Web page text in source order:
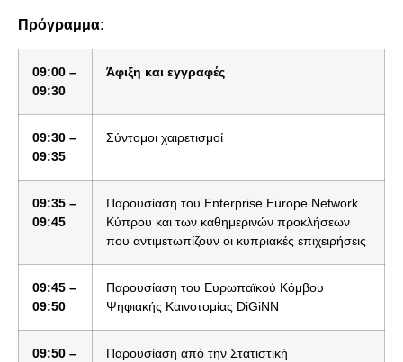
Πρόγραμμα:
09:00 –
09:30
Άφιξη και εγγραφές
09:30 –
09:35
Σύντομοι χαιρετισμοί
09:35 –
09:45
Παρουσίαση του Εnterprise Εurope Νetwork
Κύπρου και των καθημερινών προκλήσεων
που αντιμετωπίζουν οι κυπριακές επιχειρήσεις
09:45 –
09:50
Παρουσίαση του Ευρωπαϊκού Κόμβου
Ψηφιακής Καινοτομίας DiGiNN
09:50 –
Παρουσίαση από την Στατιστική